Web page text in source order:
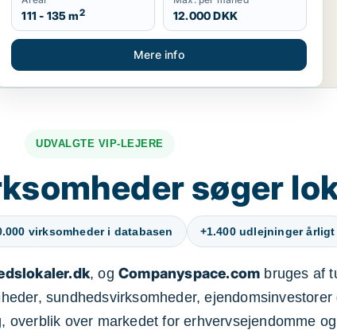
111 - 135 m2 12.000 DKK
Mere info
UDVALGTE VIP-LEJERE
søger
virksomheder i databasen +1.400 udlejninger årligt
, og Companyspace.com bruges af
sundhedsvirksomheder, ejendomsinvestorer
overblik over markedet for erhvervsejendomme